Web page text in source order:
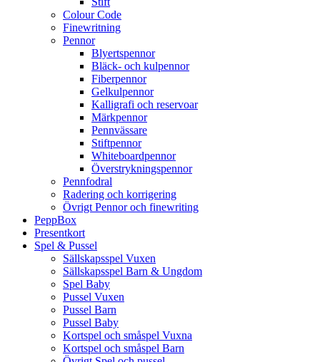
Colour Code
Finewritning
Pennor
Blyertspennor
Bläck- och kulpennor
Fiberpennor
Gelkulpennor
Kalligrafi och reservoar
Märkpennor
Pennvässare
Stiftpennor
Whiteboardpennor
Överstrykningspennor
Pennfodral
Radering och korrigering
Övrigt Pennor och finewriting
PeppBox
Presentkort
Spel & Pussel
Sällskapsspel Vuxen
Sällskapsspel Barn & Ungdom
Spel Baby
Pussel Vuxen
Pussel Barn
Pussel Baby
Kortspel och småspel Vuxna
Kortspel och småspel Barn